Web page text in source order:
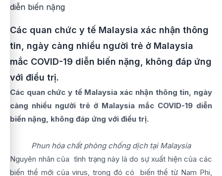
Các quan chức y tế Malaysia xác nhận thông
tin, ngày càng nhiều người trẻ ở Malaysia
mắc COVID-19 diễn biến nặng, không đáp ứng
với điều trị.
Các quan chức y tế Malaysia xác nhận thông tin, ngày
càng nhiều người trẻ ở Malaysia mắc COVID-19 diễn
biến nặng, không đáp ứng với điều trị.
Phun hóa chất phòng chống dịch tại Malaysia
Nguyên nhân của tình trạng này là do sự xuất hiện của các
biến thể mới của virus, trong đó có biến thể từ Nam Phi,